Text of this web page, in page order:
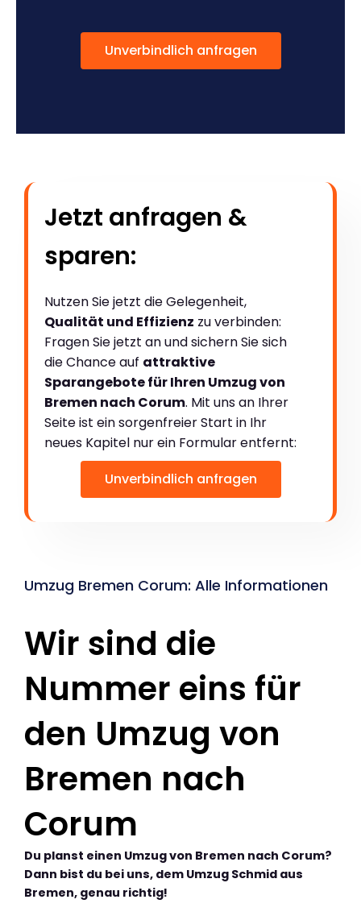
Unverbindlich anfragen
Jetzt anfragen &
sparen:
Nutzen Sie jetzt die Gelegenheit,
Qualität und Effizienz zu verbinden:
Fragen Sie jetzt an und sichern Sie sich
die Chance auf attraktive
Sparangebote für Ihren Umzug von
Bremen nach Corum. Mit uns an Ihrer
Seite ist ein sorgenfreier Start in Ihr
neues Kapitel nur ein Formular entfernt:
Unverbindlich anfragen
Umzug Bremen Corum: Alle Informationen
Wir sind die
Nummer eins für
den Umzug von
Bremen nach
Corum
Du planst einen Umzug von Bremen nach Corum?
Dann bist du bei uns, dem Umzug Schmid aus
Bremen, genau richtig!